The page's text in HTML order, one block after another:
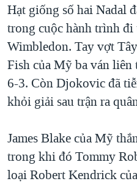
"Tìm"NGƯỜI VIỆT HẢI NGOẠI
ĐỜI SỐNG
KHOA HỌC
SỨC KHOẺ
THỂ THAO
GIÁO DỤC
HÀNH TRÌNH BẦU CỬ 2024
MỘT NĂM CHIẾN TRANH
GIẢI MÃ VÀNH ĐAI & CON
NGÀY TỊ NẠN THẾ GIỚI
TRỊNH VĨNH BÌNH - NGƯỜI
GROUND ZERO – XƯA VÀ
CHI PHÍ CHIẾN TRANH
CÁC GIÁ TRỊ CỘNG HÒA Ở
VIDEO
NGHE
MẠNG XÃ HỘI
Hạt giống số hai Nadal
trong cuộc hành trình
Wimbledon. Tay vợt
Fish của Mỹ ba ván
6-3. Còn Djokovic đã
khỏi giải sau trận ra
James Blake của Mỹ
trong khi đó Tommy
loại Robert Kendrick